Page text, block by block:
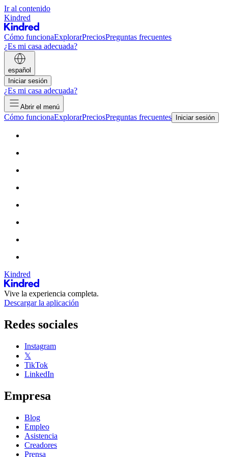
Ir al contenido
Kindred
Cómo funcionaExplorarPreciosPreguntas frecuentes
¿Es mi casa adecuada?
español
Iniciar sesión
¿Es mi casa adecuada?
Abrir el menú
Cómo funcionaExplorarPreciosPreguntas frecuentes Iniciar sesión
Kindred
Vive la experiencia completa.
Descargar la aplicación
Redes sociales
Instagram
𝕏
TikTok
LinkedIn
Empresa
Blog
Empleo
Asistencia
Creadores
Prensa